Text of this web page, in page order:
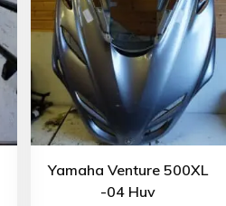
Yamaha Venture 500XL
-04 Huv